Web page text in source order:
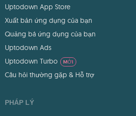
Uptodown App Store
Xuất bản ứng dụng của bạn
Quảng bá ứng dụng của bạn
Uptodown Ads
Uptodown Turbo
MỚI
Câu hỏi thường gặp & Hỗ trợ
PHÁP LÝ